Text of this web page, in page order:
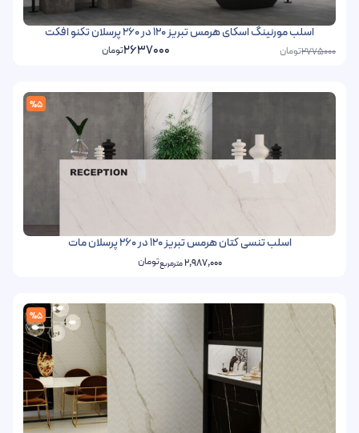
اسلب مورنینگ اسکای هرمس تبریز 120 در 260 پرسلان تکنو افکت
2775000تومان 2637000تومان
%5
اسلب تنسی کتان هرمس تبریز 120 در 260 پرسلان مات
2,987,000مترمربعتومان
%5